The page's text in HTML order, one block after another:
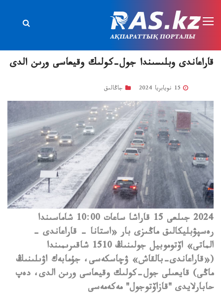
قاراعاندى وبلىسىندا جول-كولىك وقيعاسى ورىن الدى
جاڭالىق
2024 جىلعى 15 قاراشا ساعات 10:00 شاماسىندا
رەسپۋبليكالىق ماڭىزى بار «استانا – قاراعاندى –
الماتى» اۆتوموبيل جولىنىڭ 1510 شاقىرىمىندا
(«قاراعاندى-بالقاش» ۋچاسكەسى، جۇمابەك اۋىلىنىڭ
ماڭى) قايعىلى جول-كولىك وقيعاسى ورىن الدى، دەپ
حابارلايدى "قازاۆتوجول" مەكەمەسى